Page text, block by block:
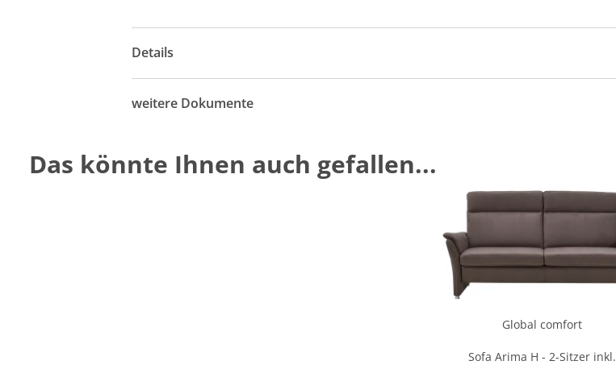
Details
weitere Dokumente
Das könnte Ihnen auch gefallen...
Global comfort
Sofa Arima H - 2-Sitzer inkl.